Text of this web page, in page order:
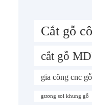
Cắt gỗ
cắt gỗ
gia công cnc
gương soi khung gỗ